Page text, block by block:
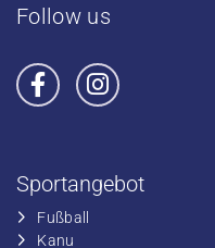
Follow us
Sportangebot
Fußball
​Kanu